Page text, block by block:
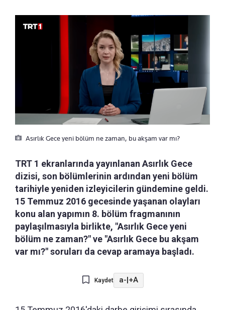
Asırlık Gece yeni bölüm ne zaman, bu akşam var mı?
TRT 1 ekranlarında yayınlanan Asırlık Gece
dizisi, son bölümlerinin ardından yeni bölüm
tarihiyle yeniden izleyicilerin gündemine geldi.
15 Temmuz 2016 gecesinde yaşanan olayları
konu alan yapımın 8. bölüm fragmanının
paylaşılmasıyla birlikte, "Asırlık Gece yeni
bölüm ne zaman?" ve "Asırlık Gece bu akşam
var mı?" soruları da cevap aramaya başladı.
Kaydet a-|+A